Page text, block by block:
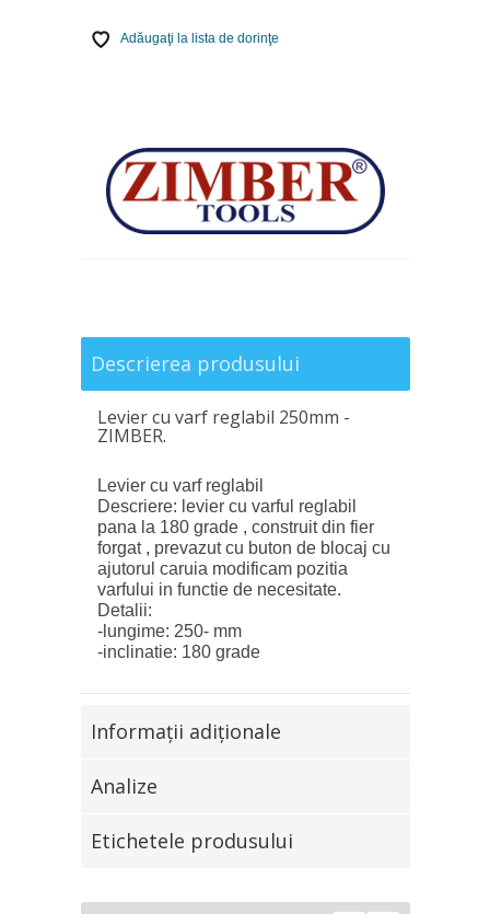
Adăugaţi la lista de dorinţe
Descrierea produsului
Levier cu varf reglabil 250mm -
ZIMBER.
Levier cu varf reglabil
Descriere: levier cu varful reglabil
pana la 180 grade , construit din fier
forgat , prevazut cu buton de blocaj cu
ajutorul caruia modificam pozitia
varfului in functie de necesitate.
Detalii:
-lungime: 250- mm
-inclinatie: 180 grade
Informaţii adiţionale
Analize
Etichetele produsului